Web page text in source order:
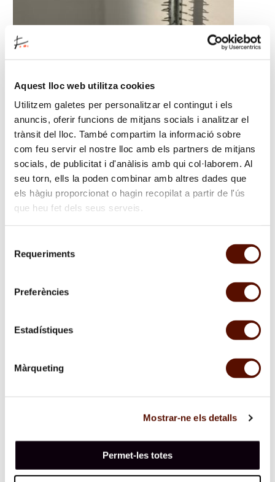
Aquest lloc web utilitza cookies
Utilitzem galetes per personalitzar el contingut i els
anuncis, oferir funcions de mitjans socials i analitzar el
trànsit del lloc. També compartim la informació sobre
com feu servir el nostre lloc amb els partners de mitjans
socials, de publicitat i d'anàlisis amb qui col·laborem. Al
seu torn, ells la poden combinar amb altres dades que
els hàgiu proporcionat o hagin recopilat a partir de l'ús
que heu fet dels seus serveis.
Requeriments
Preferències
Estadístiques
Màrqueting
Mostrar-ne els detalls
Permet-les totes
un
gòtic
com
a
peça
central"
L'Espai 13 de la Fundació Joan Miró acollirà
l'exposició Lògica papallona, d’Inari Sandell.
sobre
"L'Espai
13
de
la
Joan
acollirà
papallona,
Sandell."
01/02/2024
del seu inici a l’art emergent, presenta el nou
cicle d’exposicions d’aquesta temporada Ens
sortida a la celebració del 45è aniversari
L'Espai 13 de la Fundació Joan Miró, dedicat des
del seu inici a l'art emergent, presenta el nou cicle